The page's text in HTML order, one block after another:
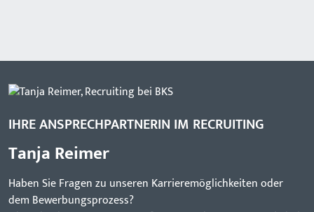
IHRE ANSPRECHPARTNERIN IM RECRUITING
Tanja Reimer
Haben Sie Fragen zu unseren Karrieremöglichkeiten oder
dem Bewerbungsprozess?